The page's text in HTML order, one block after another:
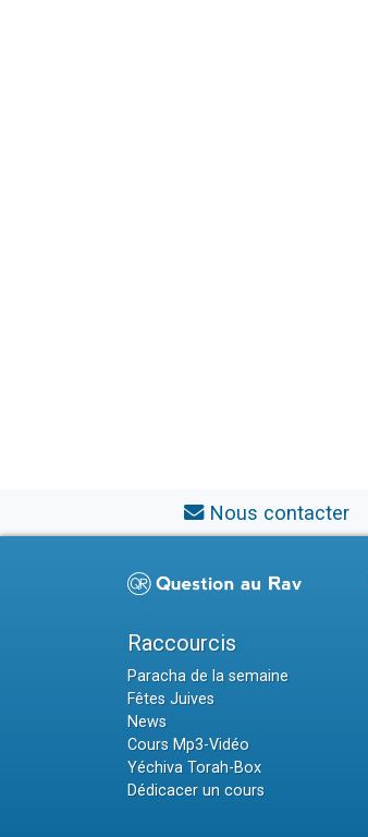
Nous contacter
Raccourcis
Paracha de la semaine
Fêtes Juives
News
Cours Mp3-Vidéo
Yéchiva Torah-Box
Dédicacer un cours